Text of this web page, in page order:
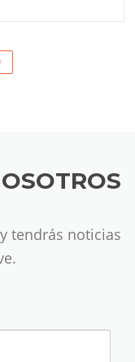
tendrás noticias